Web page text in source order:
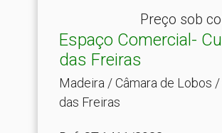
Preço sob
Espaço Comercial-
das Freiras
Madeira / Câmara de Lobos /
das Freiras